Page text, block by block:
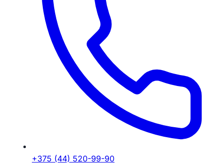
+375 (44) 520-99-90